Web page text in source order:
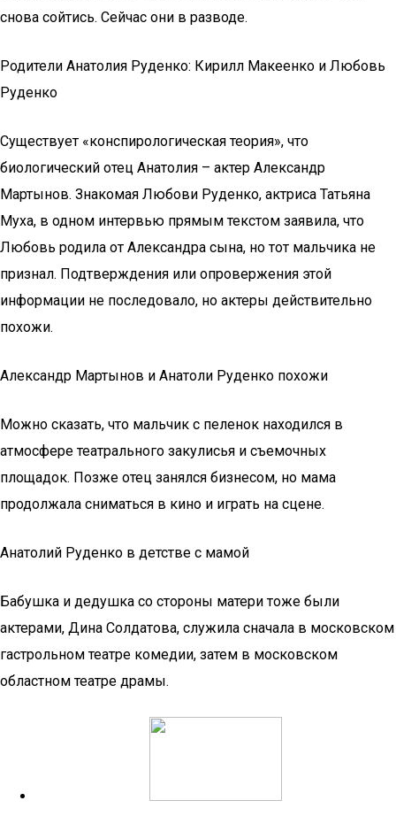
снова сойтись. Сейчас они в разводе.
Родители Анатолия Руденко: Кирилл Макеенко и Любовь
Руденко
Существует «конспирологическая теория», что
биологический отец Анатолия – актер Александр
Мартынов. Знакомая Любови Руденко, актриса Татьяна
Муха, в одном интервью прямым текстом заявила, что
Любовь родила от Александра сына, но тот мальчика не
признал. Подтверждения или опровержения этой
информации не последовало, но актеры действительно
похожи.
Александр Мартынов и Анатоли Руденко похожи
Можно сказать, что мальчик с пеленок находился в
атмосфере театрального закулисья и съемочных
площадок. Позже отец занялся бизнесом, но мама
продолжала сниматься в кино и играть на сцене.
Анатолий Руденко в детстве с мамой
Бабушка и дедушка со стороны матери тоже были
актерами, Дина Солдатова, служила сначала в московском
гастрольном театре комедии, затем в московском
областном театре драмы.